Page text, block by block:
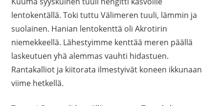
lentokentällä. Toki tuttu Välimeren tuuli, lämmin ja
suolainen. Hanian lentokenttä oli Akrotirin
niemekkeellä. Lähestyimme kenttää meren päällä
laskeutuen yhä alemmas vauhti hidastuen.
Rantakalliot ja kiitorata ilmestyivät koneen ikkunaan
viime hetkellä.